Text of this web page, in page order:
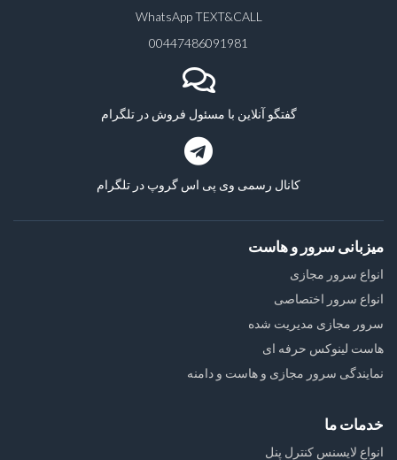
WhatsApp TEXT&CALL
00447486091981
گفتگو آنلاین با مسئول فروش در تلگرام
کانال رسمی وی پی اس گروپ در تلگرام
میزبانی سرور و هاست
انواع سرور مجازی
انواع سرور اختصاصی
سرور مجازی مدیریت شده
هاست لینوکس حرفه ای
نمایندگی سرور مجازی و هاست و دامنه
خدمات ما
انواع لایسنس کنترل پنل